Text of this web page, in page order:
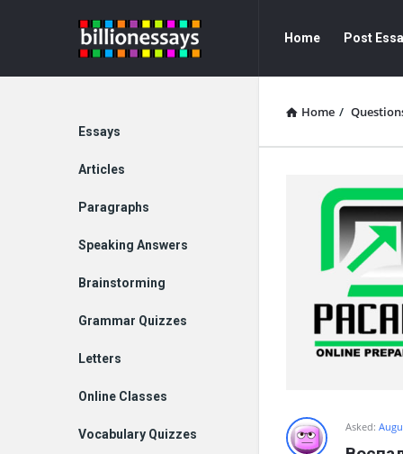
Billion
Essays
Essays
Navigation
Home Post
Home /
Asked:
Explore
Essays
Articles
Paragraphs
Speaking Answers
Brainstorming
Grammar Quizzes
Letters
Online Classes
Vocabulary Quizzes